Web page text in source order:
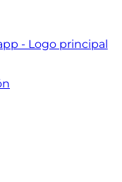
- Logo principal